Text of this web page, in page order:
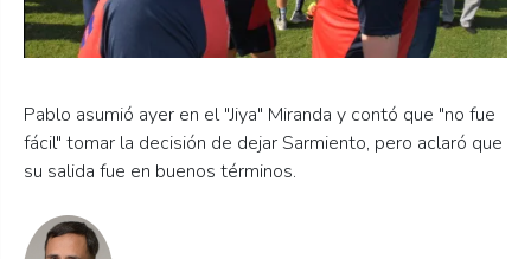
Pablo asumió ayer en el "Jiya" Miranda y contó que "no fue
fácil" tomar la decisión de dejar Sarmiento, pero aclaró que
su salida fue en buenos términos.